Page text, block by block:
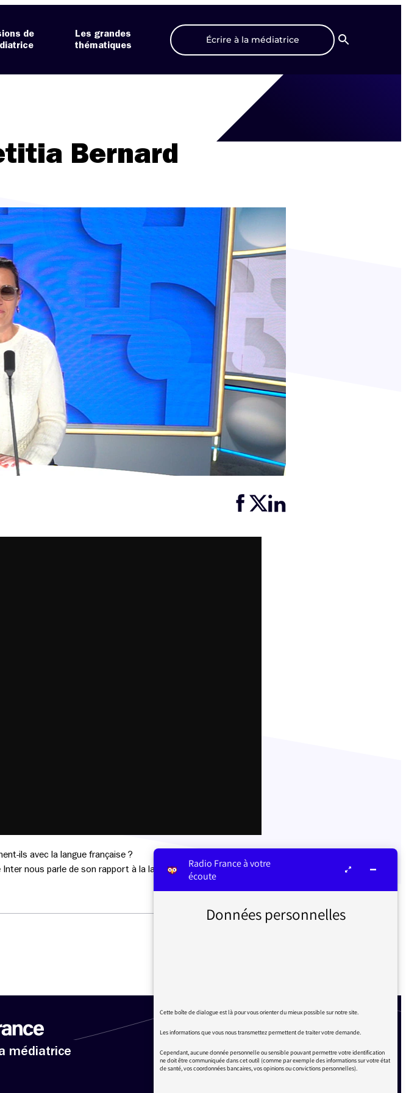
de
Les grandes
thématiques
Écrire à la médiatrice
Recherche
Bernard
ils avec la langue française ?
nous parle de son rapport à la langue.
médiatrice
Radio France à votre
écoute
Données personnelles
Cette boîte de dialogue est là pour vous orienter du mieux possible sur notre site.
Les informations que vous nous transmettez permettent de traiter votre demande.
Cependant, aucune donnée personnelle ou sensible pouvant permettre votre identification
ne doit être communiquée dans cet outil (comme par exemple des informations sur votre état
de santé, vos coordonnées bancaires, vos opinions ou convictions personnelles).